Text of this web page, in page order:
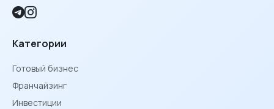
Категории
Готовый бизнес
Франчайзинг
Инвестиции